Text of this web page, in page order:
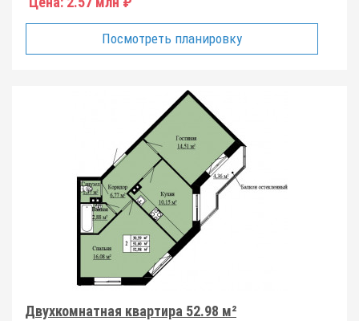
Посмотреть планировку
Двухкомнатная квартира 52.98 м²